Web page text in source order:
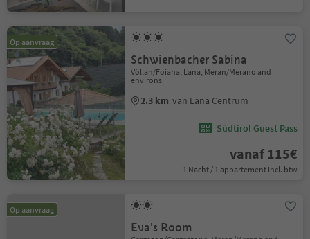
Op aanvraag
Schwienbacher Sabina
Völlan/Foiana, Lana, Meran/Merano and
environs
2.3 km van Lana Centrum
Südtirol Guest Pass
vanaf 115€
1 Nacht / 1 appartement Incl. btw
Op aanvraag
Eva's Room